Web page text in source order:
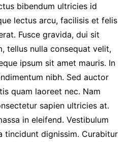
bibendum ultricies id
lectus arcu, facilisis et felis
Fusce gravida, dui sit
tellus nulla consequat velit,
ipsum sit amet mauris. In
nibh. Sed auctor
quam laoreet nec. Nam
sapien ultricies at.
in eleifend. Vestibulum
tincidunt dignissim. Curabitur